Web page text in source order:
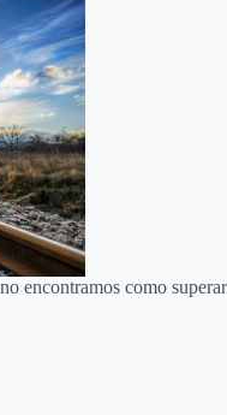
encontramos como